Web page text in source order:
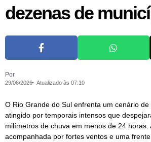
dezenas de
Por
29/06/2026 Atualizado às 07:10
O Rio Grande do Sul enfrenta um cenário
atingido por temporais intensos que
milímetros de chuva em menos de 24 horas.
acompanhada por fortes ventos e uma